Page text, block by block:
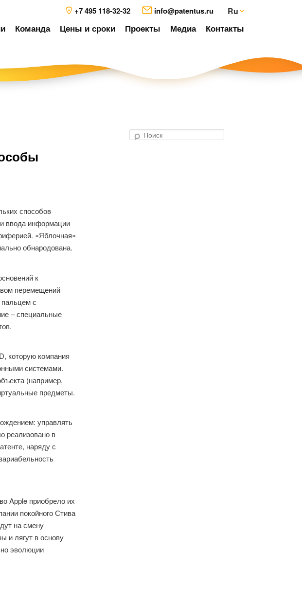
+7 495 118-32-32 info@patentus.ru Ru
Команда Цены и сроки Проекты Медиа Контакты
способов
ввода информации
«Яблочная»
обнародована.
к
перемещений
с
– специальные
которую компания
системами.
(например,
предметы.
управлять
реализовано в
наряду с
Apple приобрело их
покойного Стива
на смену
и лягут в основу
эволюции